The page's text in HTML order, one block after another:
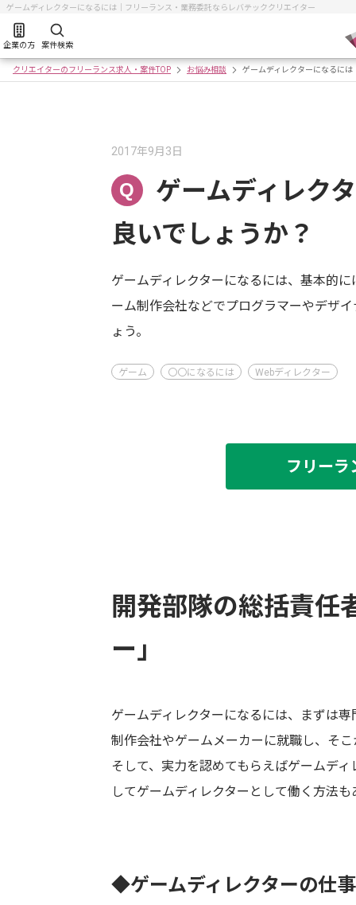
ゲームディレクターになるには｜フリーランス・業務委託ならレバテッククリエイター
企業の方 案件検索
クリエイターのフリーランス求人・案件TOP お悩み相談 ゲームディレクターになるには
2017年9月3日
Q
ゲームディレク
良いでしょうか？
ゲームディレクターになるには、基本的
ーム制作会社などでプログラマーやデザ
ょう。
ゲーム 〇〇になるには Webディレクター
フリーラ
開発部隊の総括責任
ー」
ゲームディレクターになるには、まずは
制作会社やゲームメーカーに就職し、そ
そして、実力を認めてもらえばゲームデ
してゲームディレクターとして働く方法も
◆ゲームディレクターの仕